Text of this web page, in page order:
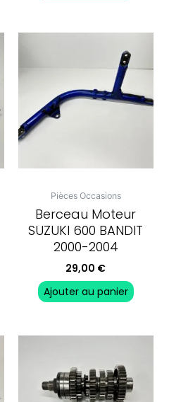
Pièces Occasions
Berceau Moteur
SUZUKI 600 BANDIT
2000-2004
29,00 €
Ajouter au panier